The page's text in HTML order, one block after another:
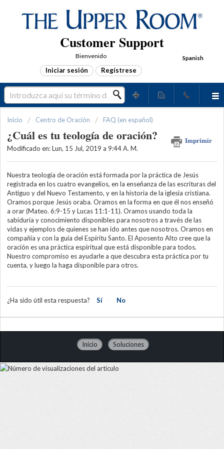
Customer Support
Spanish
Bienvenido
Iniciar sesión Regístrese
Inicio Centro de Oración FAQ (en español)
¿Cuál es tu teología de oración? Imprimir
Modificado en: Lun, 15 Jul, 2019 a 9:44 A. M.
Nuestra teología de oración está formada por la práctica de Jesús
registrada en los cuatro evangelios, en la enseñanza de las escrituras del
Antiguo y del Nuevo Testamento, y en la historia de la iglesia cristiana.
Oramos porque Jesús oraba. Oramos en la forma en que él nos enseñó
a orar (Mateo. 6:9-15 y Lucas 11:1-11). Oramos usando toda la
sabiduría y conocimiento disponibles para nosotros a través de las
vidas y ejemplos de quienes se han ido antes que nosotros. Oramos en
compañía y con la guía del Espíritu Santo. El Aposento Alto cree que la
oración es una práctica espiritual que está disponible para todos.
Nuestro compromiso es ayudarle a que descubra esta práctica por tu
cuenta, y luego la haga disponible para otros.
¿Ha sido útil esta respuesta? Sí No
Inicio Soluciones